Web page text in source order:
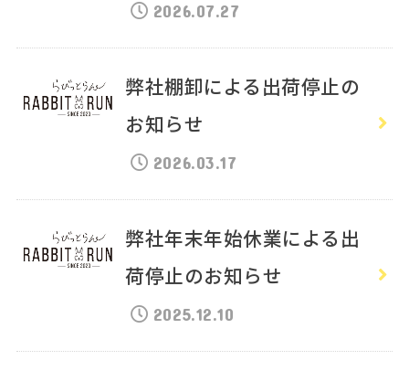
2026.07.27
弊社棚卸による出荷停止の
お知らせ
2026.03.17
弊社年末年始休業による出
荷停止のお知らせ
2025.12.10